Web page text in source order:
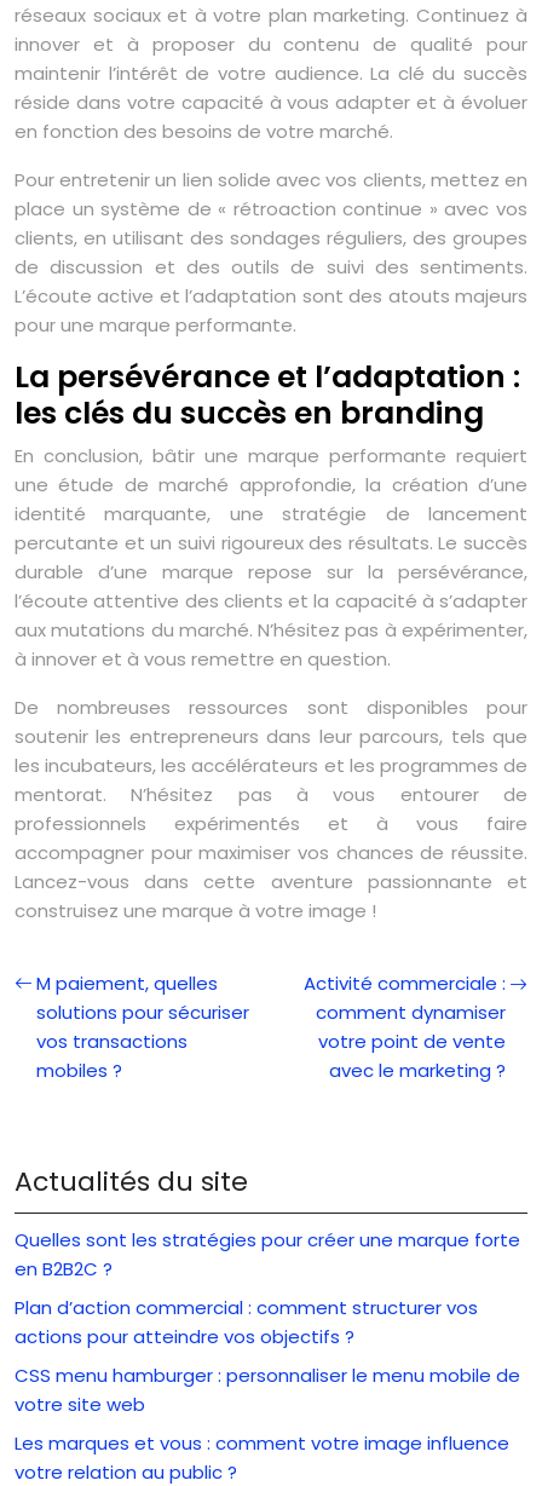
réseaux sociaux et à votre plan marketing. Continuez à
innover et à proposer du contenu de qualité pour
maintenir l’intérêt de votre audience. La clé du succès
réside dans votre capacité à vous adapter et à évoluer
en fonction des besoins de votre marché.
Pour entretenir un lien solide avec vos clients, mettez en
place un système de « rétroaction continue » avec vos
clients, en utilisant des sondages réguliers, des groupes
de discussion et des outils de suivi des sentiments.
L’écoute active et l’adaptation sont des atouts majeurs
pour une marque performante.
La persévérance et l’adaptation :
les clés du succès en branding
En conclusion, bâtir une marque performante requiert
une étude de marché approfondie, la création d’une
identité marquante, une stratégie de lancement
percutante et un suivi rigoureux des résultats. Le succès
durable d’une marque repose sur la persévérance,
l’écoute attentive des clients et la capacité à s’adapter
aux mutations du marché. N’hésitez pas à expérimenter,
à innover et à vous remettre en question.
De nombreuses ressources sont disponibles pour
soutenir les entrepreneurs dans leur parcours, tels que
les incubateurs, les accélérateurs et les programmes de
mentorat. N’hésitez pas à vous entourer de
professionnels expérimentés et à vous faire
accompagner pour maximiser vos chances de réussite.
Lancez-vous dans cette aventure passionnante et
construisez une marque à votre image !
M paiement, quelles
solutions pour sécuriser
vos transactions
mobiles ?
Activité commerciale :
comment dynamiser
votre point de vente
avec le marketing ?
Actualités du site
Quelles sont les stratégies pour créer une marque forte
en B2B2C ?
Plan d’action commercial : comment structurer vos
actions pour atteindre vos objectifs ?
CSS menu hamburger : personnaliser le menu mobile de
votre site web
Les marques et vous : comment votre image influence
votre relation au public ?